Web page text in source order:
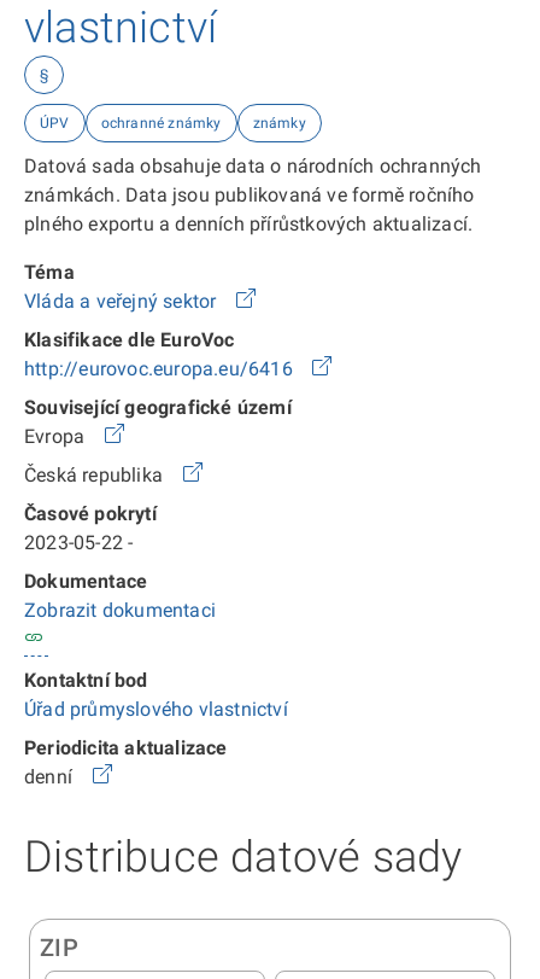
vlastnictví
§
ÚPV ochranné známky známky
Datová sada obsahuje data o národních ochranných
známkách. Data jsou publikovaná ve formě ročního
plného exportu a denních přírůstkových aktualizací.
Téma
Vláda a veřejný sektor
Klasifikace dle EuroVoc
http://eurovoc.europa.eu/6416
Související geografické území
Evropa
Česká republika
Časové pokrytí
2023-05-22 -
Dokumentace
Zobrazit dokumentaci
Kontaktní bod
Úřad průmyslového vlastnictví
Periodicita aktualizace
denní
Distribuce datové sady
ZIP